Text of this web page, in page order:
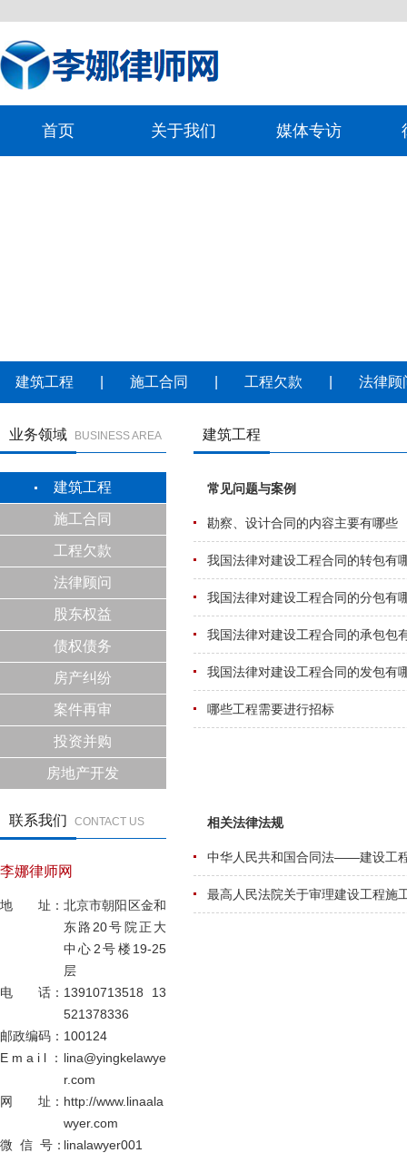
首页 关于我们 媒体专访
建筑工程 施工合同 工程欠款 法律顾
业务领域 BUSINESS AREA
建筑工程
施工合同
工程欠款
法律顾问
股东权益
债权债务
房产纠纷
案件再审
投资并购
房地产开发
联系我们 CONTACT US
李娜律师网
地 址： 北京市朝阳区金和
东路20号院正大
中心2号楼19-25
层
电 话： 13910713518 13
521378336
邮政编码： 100124
E m a i l ： lina@yingkelawye
r.com
网 址： http://www.linaala
wyer.com
微 信 号：linalawyer001
建筑工程